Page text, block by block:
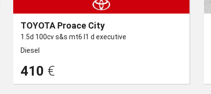
TOYOTA Proace City
1.5d 100cv s&s mt6 l1 d executive
Diesel
410 €